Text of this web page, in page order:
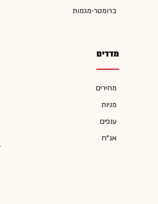
ברומטר-מגמות
מדדים
מחירים
מניות
ענפים
אג"ח